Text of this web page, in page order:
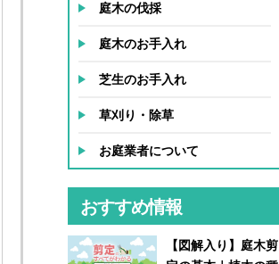
庭木の伐採
庭木のお手入れ
芝生のお手入れ
草刈り・除草
お庭業者について
おすすめ情報
【図解入り】庭木剪